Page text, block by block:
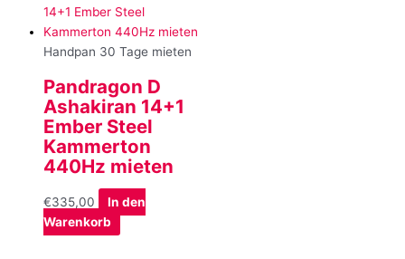
Handpan 30 Tage mieten
Pandragon D
Ashakiran 14+1
Ember Steel
Kammerton
440Hz mieten
€335,00
In den
Warenkorb